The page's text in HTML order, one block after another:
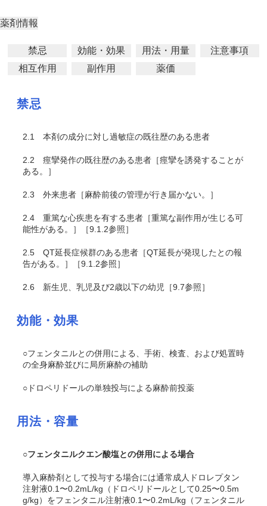
薬剤情報
禁忌 効能・効果 用法・用量
注意事項
相互作用
副作用 薬価
禁忌
2.1 本剤の成分に対し過敏症の既往歴のある患者
2.2 痙攣発作の既往歴のある患者［痙攣を誘発することが
ある。］
2.3 外来患者［麻酔前後の管理が行き届かない。］
2.4 重篤な心疾患を有する患者［重篤な副作用が生じる可
能性がある。］［9.1.2参照］
2.5 QT延長症候群のある患者［QT延長が発現したとの報
告がある。］［9.1.2参照］
2.6 新生児、乳児及び2歳以下の幼児［9.7参照］
効能・効果
○フェンタニルとの併用による、手術、検査、および処置時
の全身麻酔並びに局所麻酔の補助
○ドロペリドールの単独投与による麻酔前投薬
用法・容量
○フェンタニルクエン酸塩との併用による場合
導入麻酔剤として投与する場合には通常成人ドロレプタン
注射液0.1〜0.2mL/kg（ドロペリドールとして0.25〜0.5m
g/kg）をフェンタニル注射液0.1〜0.2mL/kg（フェンタニル